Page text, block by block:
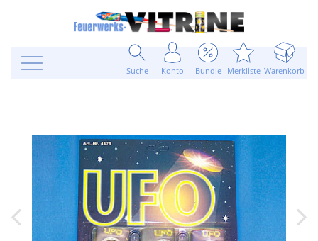
Suche Konto Bundle Merkliste Warenkorb